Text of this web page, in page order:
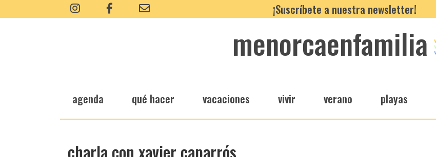
¡Suscríbete a nuestra newsletter!
menorcaenfamilia
agenda qué hacer vacaciones vivir verano playas
charla con xavier caparrós